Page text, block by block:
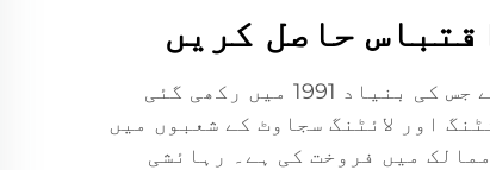
حاصل کریں
لائٹ وولف ایک جرمن کمپنی ہے جس کی بنیاد 1991 میں رکھی گئی
اور لائٹنگ سجاوٹ کے شعبوں میں
50 سے زائد ممالک میں فروخت کی ہے۔ رہائشی